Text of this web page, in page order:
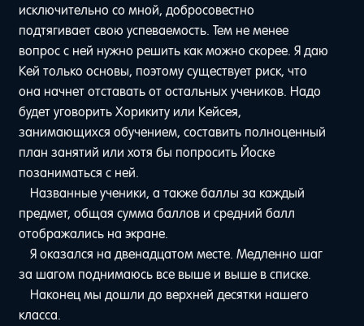
исключительно со мной, добросовестно
подтягивает свою успеваемость. Тем не менее
вопрос с ней нужно решить как можно скорее. Я даю
Кей только основы, поэтому существует риск, что
она начнет отставать от остальных учеников. Надо
будет уговорить Хорикиту или Кейсея,
занимающихся обучением, составить полноценный
план занятий или хотя бы попросить Йоске
позаниматься с ней.
Названные ученики, а также баллы за каждый
предмет, общая сумма баллов и средний балл
отображались на экране.
Я оказался на двенадцатом месте. Медленно шаг
за шагом поднимаюсь все выше и выше в списке.
Наконец мы дошли до верхней десятки нашего
класса.